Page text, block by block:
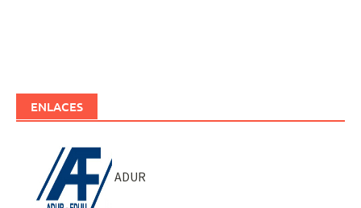
ENLACES
ADUR